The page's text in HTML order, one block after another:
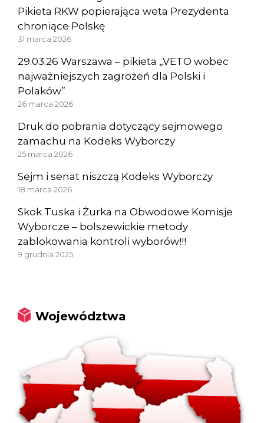
Pikieta RKW popierająca weta Prezydenta
chroniące Polskę
31 marca 2026
29.03.26 Warszawa – pikieta „VETO wobec
najważniejszych zagrożeń dla Polski i
Polaków”
26 marca 2026
Druk do pobrania dotyczący sejmowego
zamachu na Kodeks Wyborczy
25 marca 2026
Sejm i senat niszczą Kodeks Wyborczy
18 marca 2026
Skok Tuska i Żurka na Obwodowe Komisje
Wyborcze – bolszewickie metody
zablokowania kontroli wyborów!!!
9 grudnia 2025
Województwa